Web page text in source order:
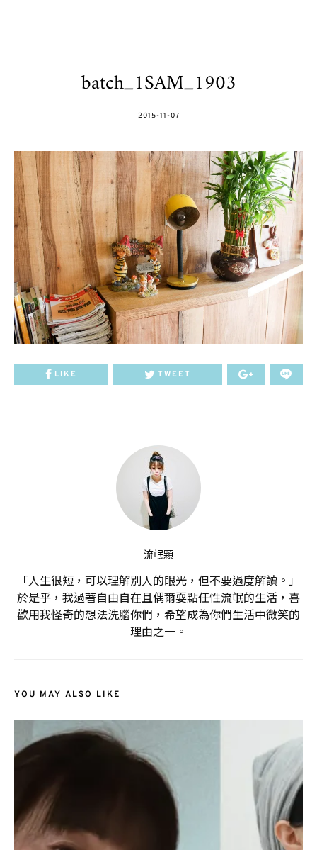
batch_1SAM_1903
POSTED
2015-11-07
LIKE TWEET
流氓顆
「人生很短，可以理解別人的眼光，但不要過度解讀。」
於是乎，我過著自由自在且偶爾耍點任性流氓的生活，喜
歡用我怪奇的想法洗腦你們，希望成為你們生活中微笑的
理由之一。
YOU MAY ALSO LIKE